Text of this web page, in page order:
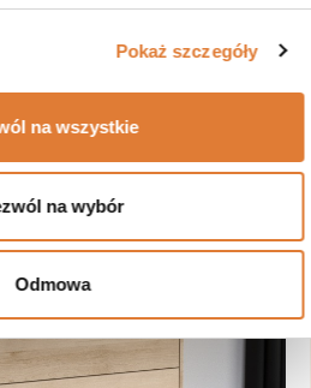
Pokaż szczegóły
na wszystkie
na wybór
Odmowa